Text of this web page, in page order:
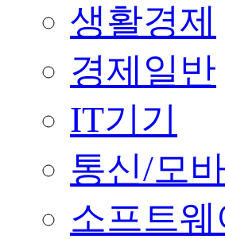
생활경제
경제일반
IT기기
통신/모
소프트웨